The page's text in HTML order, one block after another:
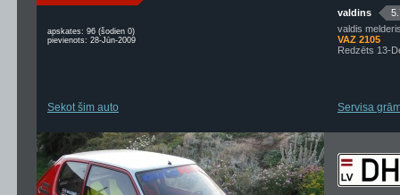
apskates: 96 (šodien 0)
pievienots: 28-Jūn-2009
Sekot šim auto
valdins
valdis
VAZ 2105
Redzēts 13-
Servisa